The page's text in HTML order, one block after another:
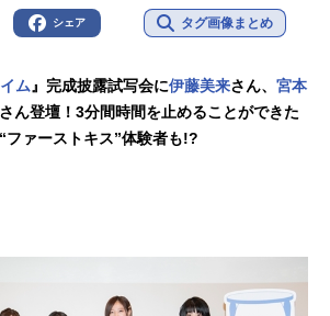
シェア タグ画像まとめ
ム』完成披露試写会に伊藤美来さん、 宮本
さん登壇！3分間時間を止めることができた
ァーストキス”体験者も!?